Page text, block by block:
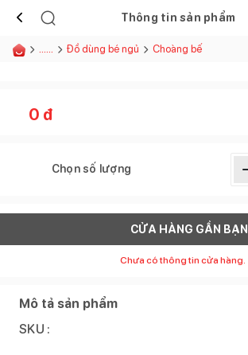
Thông tin sản phẩm
...... Đồ dùng bé ngủ Choàng bế
0 đ
Chọn số lượng
CỬA HÀNG GẦN BẠN
Chưa có thông tin cửa hàng.
Mô tả sản phẩm
SKU :